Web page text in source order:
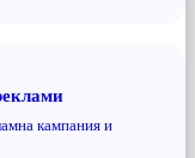
кампания и